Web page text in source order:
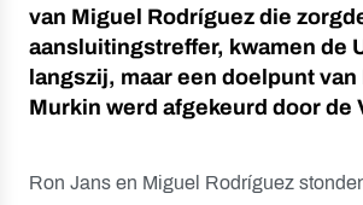
van Miguel Rodríguez die
aansluitingstreffer, kwamen de
langszij, maar een doelpunt
Murkin werd afgekeurd door de
Ron Jans en Miguel Rodríguez